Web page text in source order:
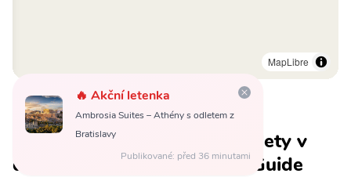
MapLibre
Objednejte si prohlídky a výlety v
destinaci Athény s GetYourGuide
🔥 Akční letenka
Ambrosia Suites – Athény s odletem z
Bratislavy
Publikované: před 36 minutami